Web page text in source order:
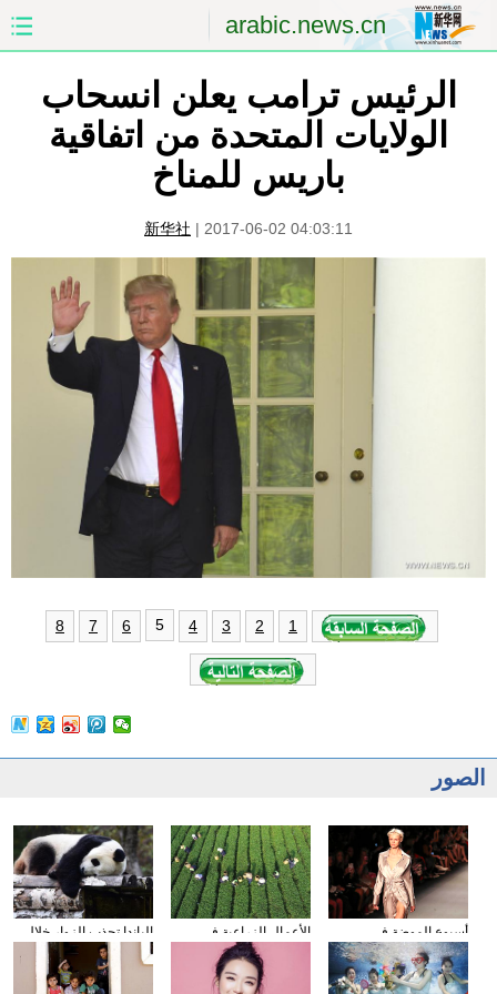
arabic.news.cn
الصفحة الأولى
الشرق الأوسط العالم
الصين والعالم العربي
الرياضة السياحة والبيئة
مؤتمر صحفى للخارجية
الرئيس ترامب يعلن انسحاب
الولايات المتحدة من اتفاقية
باريس للمناخ
新华社 | 2017-06-02 04:03:11
1
2
3
4
5
6
7
8
الصور
الباندا تجذب الزوار خلال
عطلة العيد الوطني
الصيني
الأعمال الزراعية في
فصل الخريف
أسبوع الموضة في
نيويورك